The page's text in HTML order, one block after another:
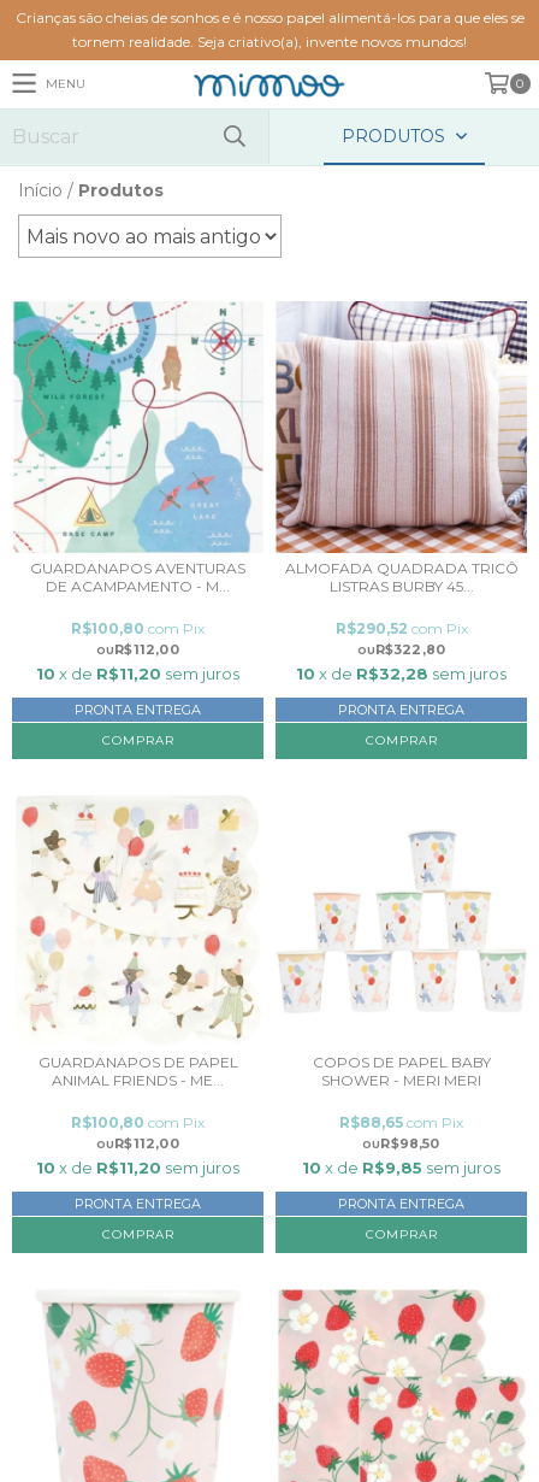
Crianças são cheias de sonhos e é nosso papel alimentá-los para que eles se
tornem realidade. Seja criativo(a), invente novos mundos!
MENU 0
PRODUTOS
Início / Produtos
GUARDANAPOS AVENTURAS
DE ACAMPAMENTO - M...
R$112,00
R$100,80 com Pix
10 x de R$11,20 sem juros
PRONTA ENTREGA
ALMOFADA QUADRADA TRICÔ
LISTRAS BURBY 45...
R$322,80
R$290,52 com Pix
10 x de R$32,28 sem juros
PRONTA ENTREGA
COMPRAR
GUARDANAPOS DE PAPEL
ANIMAL FRIENDS - ME...
R$112,00
R$100,80 com Pix
10 x de R$11,20 sem juros
PRONTA ENTREGA
COMPRAR
COPOS DE PAPEL BABY
SHOWER - MERI MERI
R$98,50
R$88,65 com Pix
10 x de R$9,85 sem juros
PRONTA ENTREGA